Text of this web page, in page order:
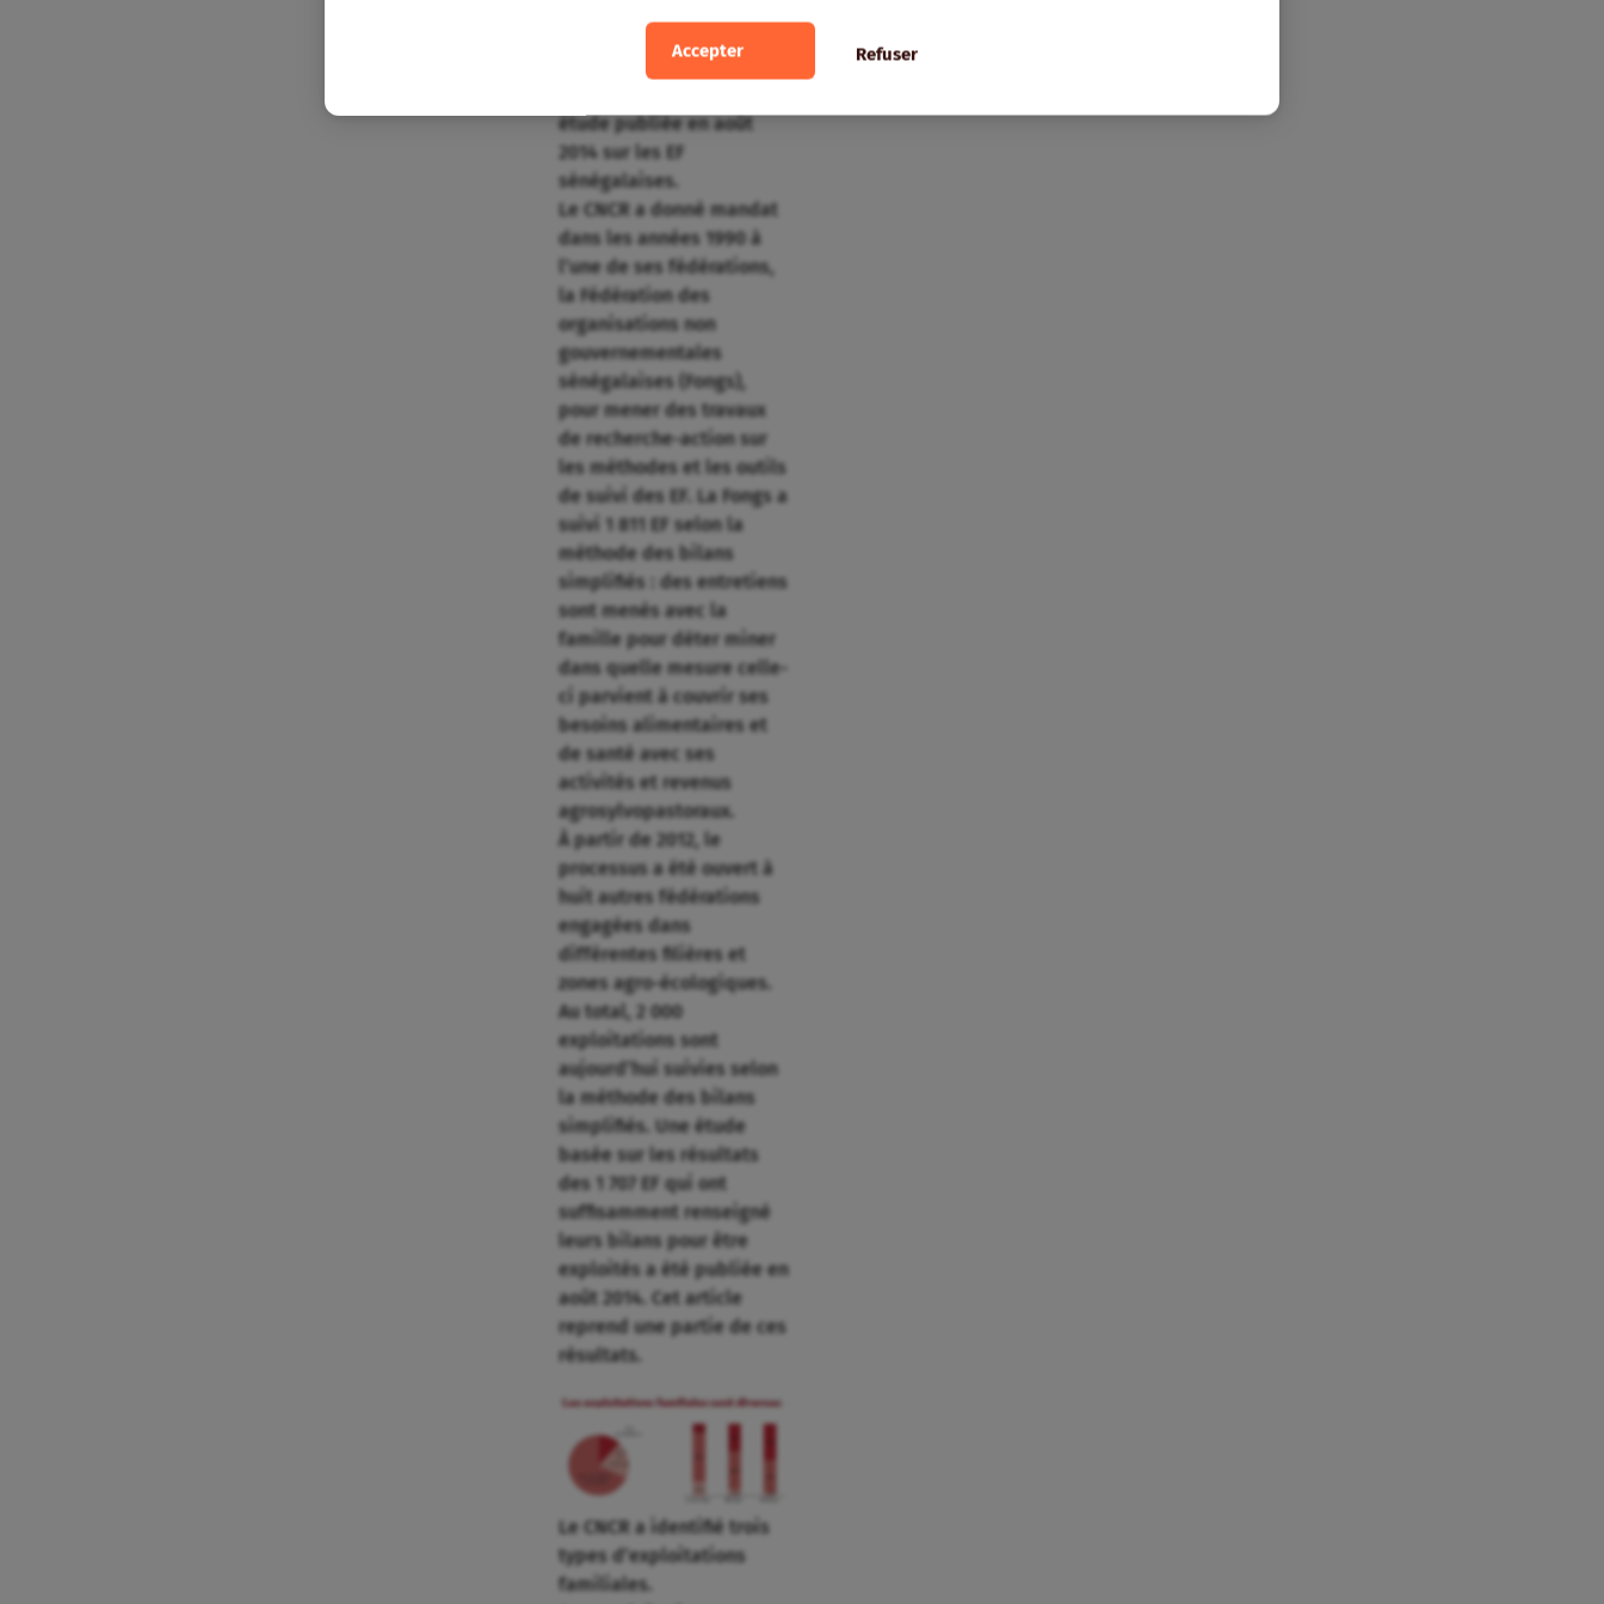
Accepter Refuser
ruraux (CNCR) au Sénégal,
étude publiée en août
2014 sur les EF
sénégalaises.
Le CNCR a donné mandat
dans les années 1990 à
l’une de ses fédérations,
la Fédération des
organisations non
gouvernementales
sénégalaises (Fongs),
pour mener des travaux
de recherche-action sur
les méthodes et les outils
de suivi des EF. La Fongs a
suivi 1 811 EF selon la
méthode des bilans
simplifiés : des entretiens
sont menés avec la
famille pour déter miner
dans quelle mesure celle-
ci parvient à couvrir ses
besoins alimentaires et
de santé avec ses
activités et revenus
agrosylvopastoraux.
À partir de 2012, le
processus a été ouvert à
huit autres fédérations
engagées dans
différentes filières et
zones agro-écologiques.
Au total, 2 000
exploitations sont
aujourd’hui suivies selon
la méthode des bilans
simplifiés. Une étude
basée sur les résultats
des 1 707 EF qui ont
suffisamment renseigné
leurs bilans pour être
exploités a été publiée en
août 2014. Cet article
reprend une partie de ces
résultats.
Le CNCR a identifié trois
types d’exploitations
familiales.